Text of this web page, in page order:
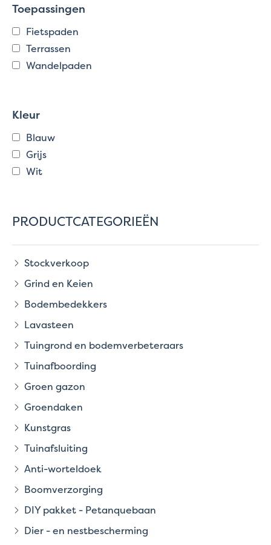
Toepassingen
Fietspaden
Terrassen
Wandelpaden
Kleur
Blauw
Grijs
Wit
PRODUCTCATEGORIEËN
Stockverkoop
Grind en Keien
Bodembedekkers
Lavasteen
Tuingrond en bodemverbeteraars
Tuinafboording
Groen gazon
Groendaken
Kunstgras
Tuinafsluiting
Anti-worteldoek
Boomverzorging
DIY pakket - Petanquebaan
Dier - en nestbescherming